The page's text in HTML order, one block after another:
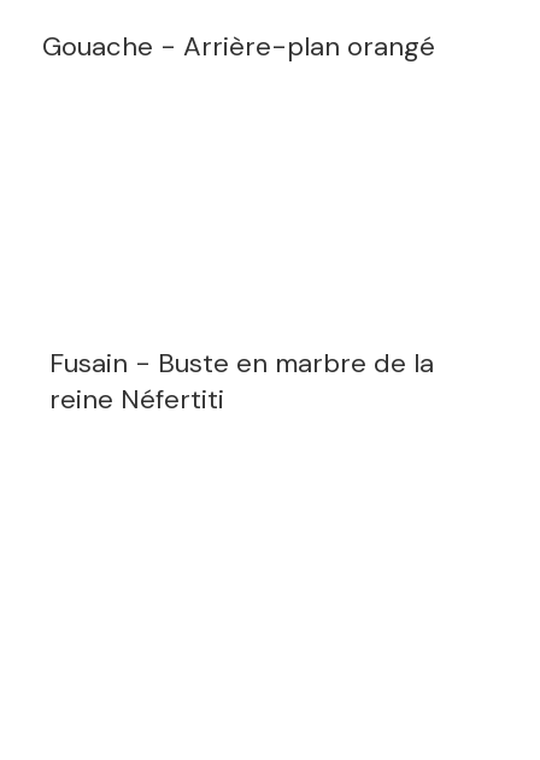
Fusain - Buste en marbre de la
reine Néfertiti
Gouache - Arrière-plan orangé